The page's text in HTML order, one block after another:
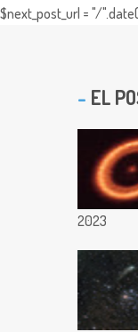
$next_post_url = "/
EL
2023